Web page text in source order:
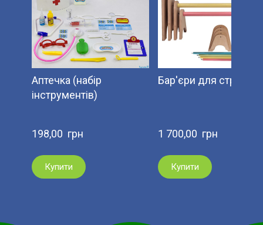
Аптечка (набір
інструментів)
198,00  грн
Купити
Бар'єри для стрибків.
1 700,00  грн
Купити